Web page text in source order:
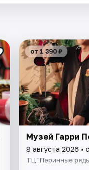
от 1 390 ₽
Музей Гарри
8 августа 2026 •
ТЦ "Перинные